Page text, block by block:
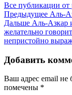
Все публикации от
Навигация
по
записям
Предыдущее Аль-
Дальше Аль-Азкар
желательно
непристойно
Добавить
Ваш адрес email не
помечены *